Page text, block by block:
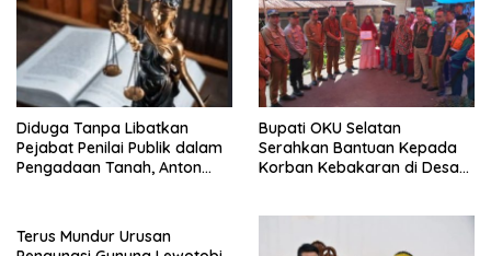
Diduga Tanpa Libatkan
Pejabat Penilai Publik dalam
Pengadaan Tanah, Anton
Bupati OKU Selatan
Serahkan Bantuan Kepada
Korban Kebakaran di Desa
Terus Mundur Urusan